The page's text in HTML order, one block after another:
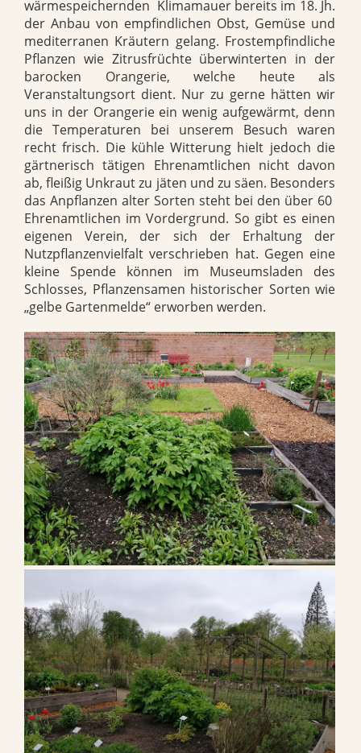
wärmespeichernden Klimamauer bereits im 18. Jh.
der Anbau von empfindlichen Obst, Gemüse und
mediterranen Kräutern gelang. Frostempfindliche
Pflanzen wie Zitrusfrüchte überwinterten in der
barocken Orangerie, welche heute als
Veranstaltungsort dient. Nur zu gerne hätten wir
uns in der Orangerie ein wenig aufgewärmt, denn
die Temperaturen bei unserem Besuch waren
recht frisch. Die kühle Witterung hielt jedoch die
gärtnerisch tätigen Ehrenamtlichen nicht davon
ab, fleißig Unkraut zu jäten und zu säen. Besonders
das Anpflanzen alter Sorten steht bei den über 60
Ehrenamtlichen im Vordergrund. So gibt es einen
eigenen Verein, der sich der Erhaltung der
Nutzpflanzenvielfalt verschrieben hat. Gegen eine
kleine Spende können im Museumsladen des
Schlosses, Pflanzensamen historischer Sorten wie
„gelbe Gartenmelde“ erworben werden.